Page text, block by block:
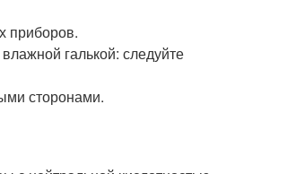
приборов.
галькой: следуйте
сторонами.